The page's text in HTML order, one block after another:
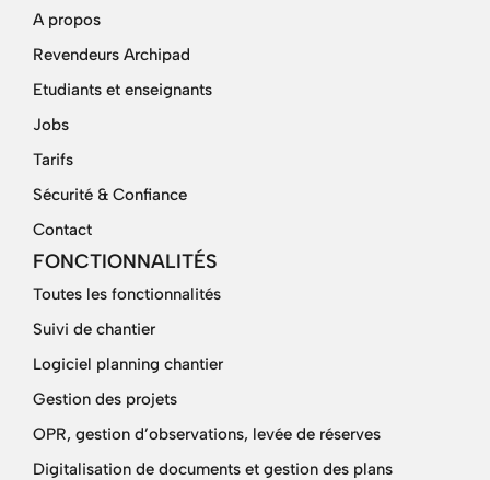
A propos
Revendeurs Archipad
Etudiants et enseignants
Jobs
Tarifs
Sécurité & Confiance
Contact
FONCTIONNALITÉS
Toutes les fonctionnalités
Suivi de chantier
Logiciel planning chantier
Gestion des projets
OPR, gestion d’observations, levée de réserves
Digitalisation de documents et gestion des plans